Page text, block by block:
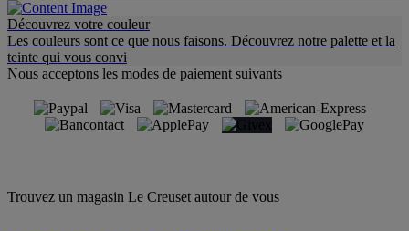
Découvrez votre couleur
Les couleurs sont ce que nous faisons. Découvrez notre palette et la
teinte qui vous convi
Nous acceptons les modes de paiement suivants
Trouvez un magasin Le Creuset autour de vous